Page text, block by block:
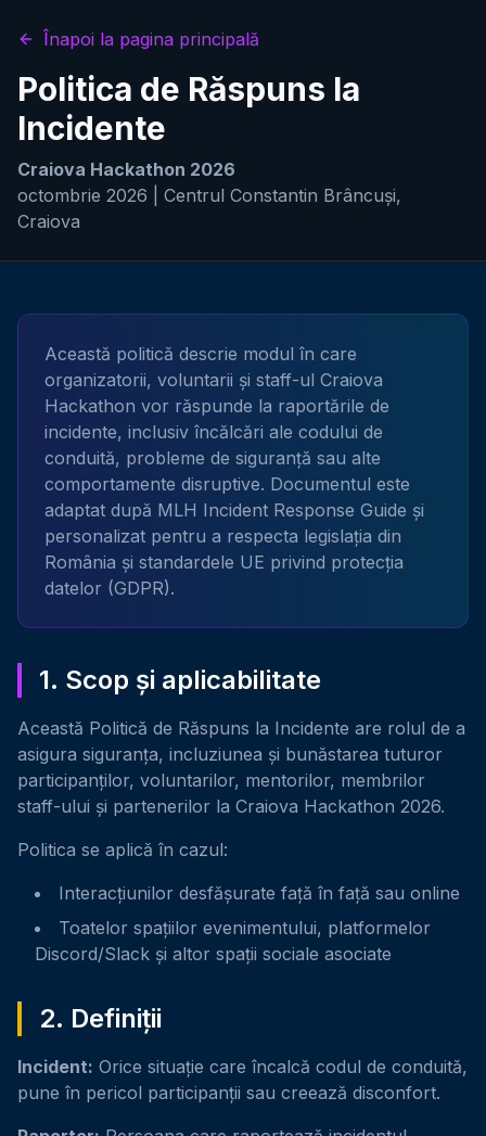
Înapoi la pagina principală
Politica de Răspuns la
Incidente
Craiova Hackathon 2026
octombrie 2026 | Centrul Constantin Brâncuși,
Craiova
Această politică descrie modul în care
organizatorii, voluntarii și staff-ul Craiova
Hackathon vor răspunde la raportările de
incidente, inclusiv încălcări ale codului de
conduită, probleme de siguranță sau alte
comportamente disruptive. Documentul este
adaptat după MLH Incident Response Guide și
personalizat pentru a respecta legislația din
România și standardele UE privind protecția
datelor (GDPR).
1. Scop și aplicabilitate
Această Politică de Răspuns la Incidente are rolul de a
asigura siguranța, incluziunea și bunăstarea tuturor
participanților, voluntarilor, mentorilor, membrilor
staff-ului și partenerilor la Craiova Hackathon 2026.
Politica se aplică în cazul:
Interacțiunilor desfășurate față în față sau online
Toatelor spațiilor evenimentului, platformelor
Discord/Slack și altor spații sociale asociate
2. Definiții
Incident: Orice situație care încalcă codul de conduită,
pune în pericol participanții sau creează disconfort.